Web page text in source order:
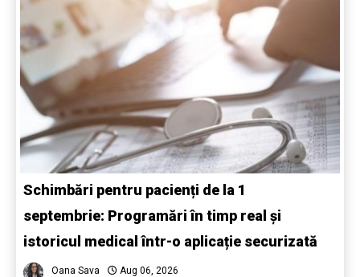
Schimbări pentru pacienți de la 1
septembrie: Programări în timp real și
istoricul medical într-o aplicație securizată
Oana Sava Aug 06, 2026